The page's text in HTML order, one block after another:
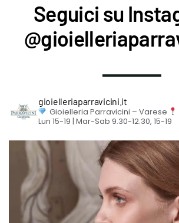
Seguici su
gioielleriaparravicini.it
Gioielleria Parravicini – Varese
Lun 15-19 | Mar-Sab 9.30-12.30, 15-19